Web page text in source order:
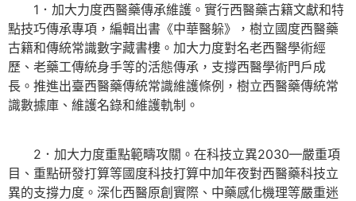
1．加大力度西醫藥傳承維護。實行西醫藥古籍文獻和特
點技巧傳承專項，編輯出書《中華醫躲》，樹立國度西醫藥
古籍和傳統常識數字藏書樓。加大力度對名老西醫學術經
歷、老藥工傳統身手等的活態傳承，支撐西醫學術門戶成
長。推進出臺西醫藥傳統常識維護條例，樹立西醫藥傳統常
識數據庫、維護名錄和維護軌制。
2．加大力度重點範疇攻關。在科技立異2030—嚴重項
目、重點研發打算等國度科技打算中加年夜對西醫藥科技立
異的支撐力度。深化西醫原創實際、中藥感化機理等嚴重迷